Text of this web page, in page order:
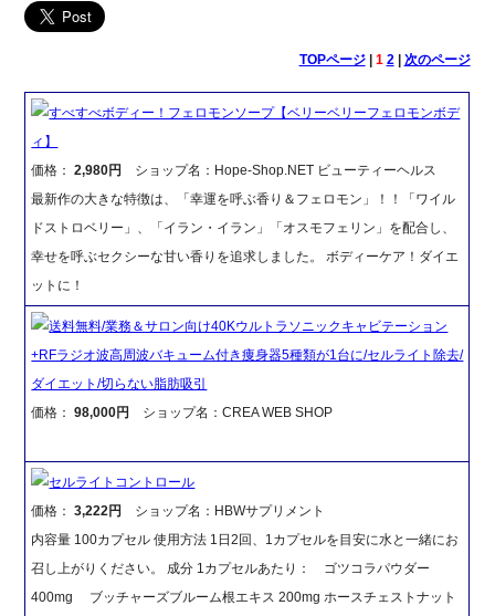
TOPページ| 1 2| 次のページ
すべすべボディー！フェロモンソープ【ベリーベリーフェロモンボデ
ィ】
価格：2,980円
ショップ名：Hope-Shop.NET ビューティーヘルス
最新作の大きな特徴は、「幸運を呼ぶ香り＆フェロモン」！！「ワイル
ドストロベリー」、「イラン・イラン」「オスモフェリン」を配合し、
幸せを呼ぶセクシーな甘い香りを追求しました。 ボディーケア！ダイエ
ットに！
送料無料/業務＆サロン向け40Kウルトラソニックキャビテーション
+RFラジオ波高周波バキューム付き痩身器5種類が1台に/セルライト除去/
ダイエット/切らない脂肪吸引
価格：98,000円 ショップ名：CREA WEB SHOP
セルライトコントロール
価格：3,222円
ショップ名：HBWサプリメント
内容量 100カプセル 使用方法 1日2回、1カプセルを目安に水と一緒にお
召し上がりください。 成分 1カプセルあたり： ゴツコラパウダー
400mg ブッチャーズブルーム根エキス 200mg ホースチェストナット